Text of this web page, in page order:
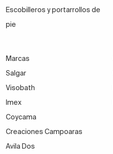
Escobilleros y portarrollos de
pie
Marcas
Salgar
Visobath
Imex
Coycama
Creaciones Campoaras
Avila Dos